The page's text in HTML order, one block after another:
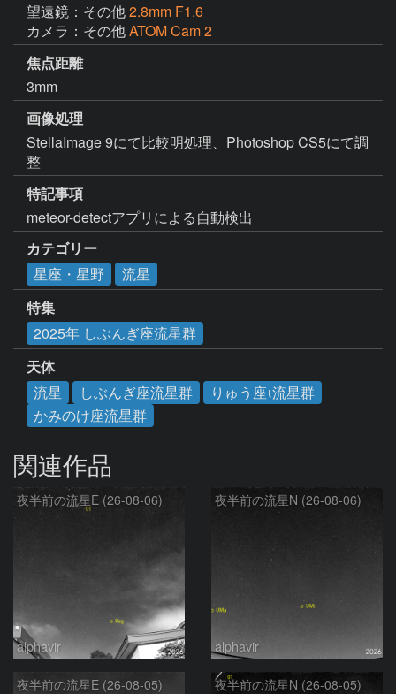
望遠鏡：その他2.8mm F1.6
カメラ：その他ATOM Cam 2
焦点距離
3mm
画像処理
StellaImage 9にて比較明処理、Photoshop CS5にて調
整
特記事項
meteor-detectアプリによる自動検出
カテゴリー
星座・星野
流星
特集
2025年 しぶんぎ座流星群
天体
流星
しぶんぎ座流星群
りゅう座ι流星群
かみのけ座流星群
関連作品
夜半前の流星E (26-08-06)
alphavir
夜半前の流星N (26-08-06)
alphavir
夜半前の流星E (26-08-05) 夜半前の流星N (26-08-05)